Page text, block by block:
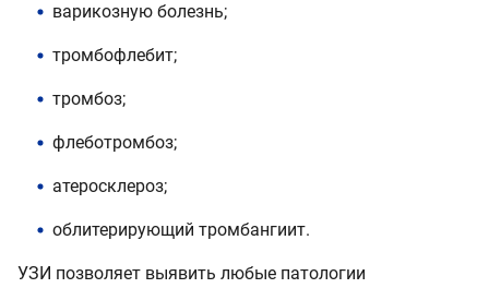
варикозную болезнь;
тромбофлебит;
тромбоз;
флеботромбоз;
атеросклероз;
облитерирующий тромбангиит.
УЗИ позволяет выявить любые патологии